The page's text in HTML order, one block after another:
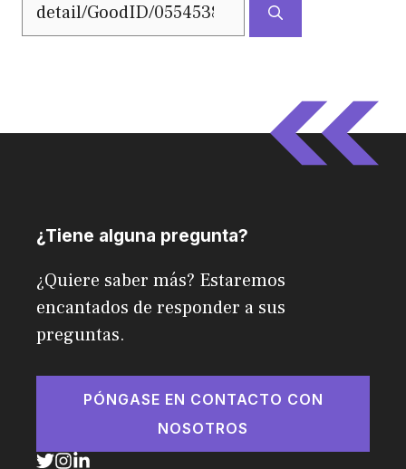
¿Tiene alguna pregunta?
¿Quiere saber más? Estaremos
encantados de responder a sus
preguntas.
PÓNGASE EN CONTACTO CON
NOSOTROS